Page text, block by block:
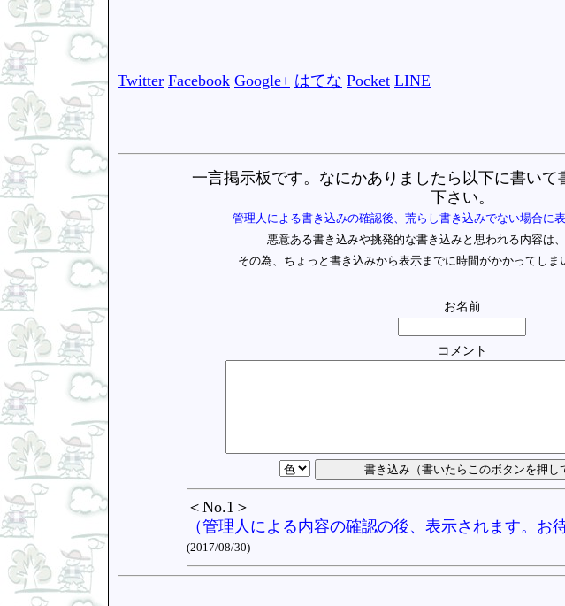
Twitter Facebook Google+ はてな Pocket LINE
一言掲示板です。なにかありましたら以下に書いて
下さい。
管理人による書き込みの確認後、荒らし書き込みでない場合に
悪意ある書き込みや挑発的な書き込みと思われる内容は、
その為、ちょっと書き込みから表示までに時間がかかってしま
お名前
コメント
＜No.1＞
（管理人による内容の確認の後、表示されます。お
(2017/08/30)